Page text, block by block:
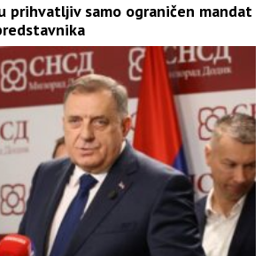
prihvatljiv samo ograničen mandat